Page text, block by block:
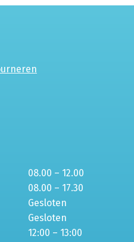
08.00 – 12.00
08.00 – 17.30
Gesloten
Gesloten
12:00 – 13:00